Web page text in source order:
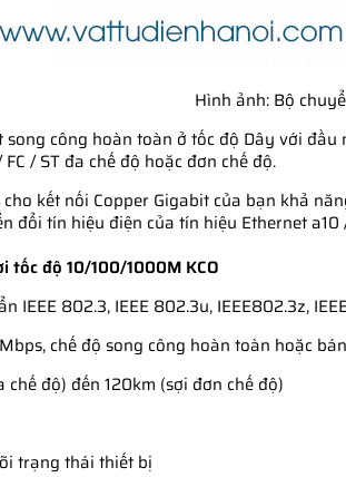
Hình ảnh: Bộ
công hoàn toàn ở tốc độ Dây với đầu
/ ST đa chế độ hoặc đơn chế độ.
kết nối Copper Gigabit của bạn khả
đổi tín hiệu điện của tín hiệu Ethernet
tốc độ 10/100/1000M KCO
802.3, IEEE 802.3u, IEEE802.3z,
chế độ song công hoàn toàn hoặc
độ) đến 120km (sợi đơn chế độ)
trạng thái thiết bị